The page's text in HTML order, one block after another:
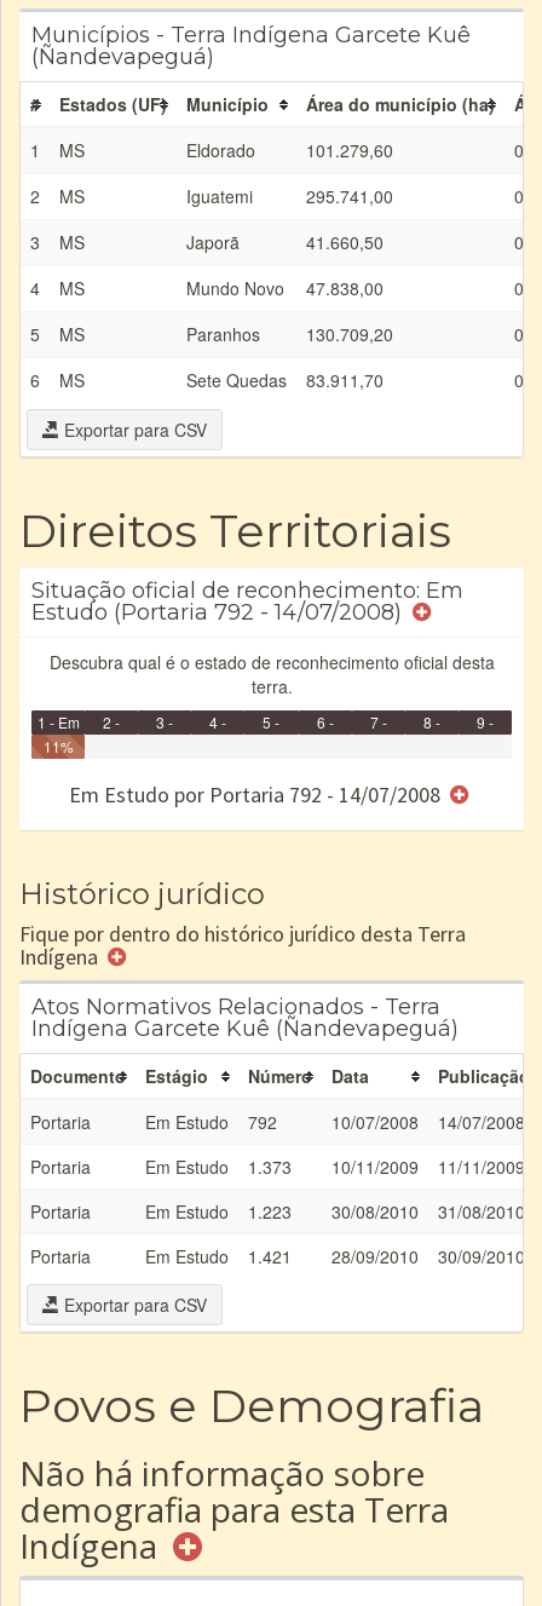
Municípios - Terra Indígena Garcete Kuê
(Ñandevapeguá)
# Estados (UF) Município Área do município (ha)
1
MS Eldorado 101.279,60
2
MS Iguatemi 295.741,00
3
MS Japorã 41.660,50
4
MS Mundo Novo 47.838,00
5
MS Paranhos 130.709,20
6
MS Sete Quedas 83.911,70
Exportar para CSV
Direitos Territoriais
Situação oficial de reconhecimento: Em
Estudo (Portaria 792 - 14/07/2008)
Descubra qual é o estado de reconhecimento oficial desta
terra.
1 - Em
Identificação
2 -
3 -
4 -
5 -
6 -
e/ou
7 -
8 -
9 -
11%
Em Estudo por Portaria 792 - 14/07/2008
Histórico jurídico
Fique por dentro do histórico jurídico desta Terra
Indígena
Atos Normativos Relacionados - Terra
Indígena Garcete Kuê (Ñandevapeguá)
Documento Estágio Número Data
Publicação
Portaria
Em Estudo 792 10/07/2008
14/07/2008
Portaria
Em Estudo 1.373 10/11/2009
11/11/2009
Portaria
Em Estudo 1.223 30/08/2010
31/08/2010
Portaria
Em Estudo 1.421 28/09/2010
30/09/2010
Exportar para CSV
Povos e Demografia
Não há informação sobre
demografia para esta Terra
Indígena